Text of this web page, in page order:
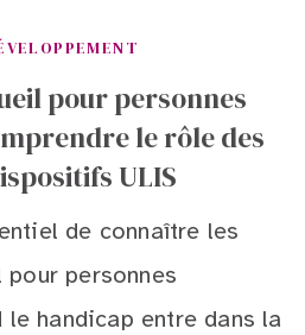
pour personnes
le rôle des
ULIS
de connaître les
pour personnes
le handicap entre dans la